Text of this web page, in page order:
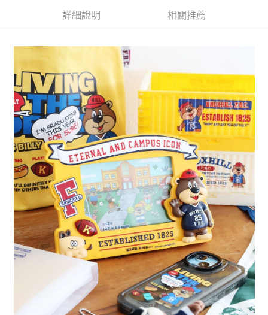
3.實際核准額度、可分期數及費用金額請依後續交易確認頁面所載為準。
法說明評估內容。
【繳款方式說明】
1.分期款項不併入電信帳單，「大哥付你分期」於每月結算日後寄送繳費提
醒簡訊。
2.透過簡訊連結打開帳單後，可選擇「超商條碼／台灣大直營門市／銀行轉
帳／街口支付／iPASS MONEY」等通路繳費。
【注意事項】
1.本服務係由「台灣大哥大股份有限公司」（以下簡稱本公司）所提供，讓
用戶於交易時，得透過本服務購買商品或服務，並由商店將買賣／分期付款
買賣價金債權讓與本公司後，依約使用本公司帳單繳交帳款。
2.基於同意付款使用「大哥付你分期」之契約關係目的，商店將以您的個人
資料（包含姓名、電話或地址）提供予台灣大哥大進項蒐集、處理及利用，
由本公司與您本人進行分期帳單所需資料之確認、核對及更正。
3.完整用戶服務條款，請詳閱以下連結：https://oppay.tw/userRule
AFTEE先享後付是「在收到商品之後才付款」的支付方式。 讓您購物簡單便
２．便利：只要手機號碼，簡訊認證，即可結帳。
３．安心：先確認商品／服務後，再付款。
【「AFTEE先享後付」結帳流程】
１．於結帳方式選擇「AFTEE先享後付」後，將跳轉至「AFTEE先享後付」
結帳頁面，進行簡訊認證並確認金額後，即可完成結帳。
２．訂單成立數日內，您將收到繳費通知簡訊。
３．收到繳費通知簡訊後14天內，點擊此簡訊中的連結，可透過四大超商／
ATM／網路銀行／等多元方式進行付款，方視為交易完成。
※ 請注意：結帳手續完成當下不需立刻繳費，但若您需要取消訂單，請聯絡
購買商品的店家。未經商家同意取消之訂單仍視為有效，需透過AFTEE先享
後付繳納相關費用。
※ 交易是否成功請以「AFTEE先享後付 」之結帳頁面顯示為準，若有關於
是否繳費成功／繳費後需取消欲退款等相關疑問，請聯繫「AFTEE先享後付
客戶支援中心」https://netprotections.freshdesk.com/support/home
【注意事項】
１．透過由恩沛科技股份有限公司提供之「AFTEE先享後付」服務完成之交
易，需依本服務之必要範圍內提供個人資料，並將交易相關給付款項請求債
權轉讓予恩沛科技股份有限公司。
２．關於個人資料處理事宜，請瀏覽以下網址：
https://aftee.tw/terms/#terms3
３．未成年的使用者請事先徵得法定代理人或監護人之同意方可使用
「AFTEE先享後付」，若未經同意申辦者引起之損失，本公司不負相關責
４．使用「AFTEE先享後付」時，將依據個別帳號之用戶狀況，依本公司即
每筆NT$80，滿NT$888(含以上)免運費
付款後 全家取貨
每筆NT$80，滿NT$888(含以上)免運費
7-11 取貨付款
每筆NT$80，滿NT$1,500(含以上)免運費
付款後 7-11取貨
每筆NT$80，滿NT$1,500(含以上)免運費
宅配
每筆NT$80，滿NT$1,500(含以上)免運費
詳細說明 相關推薦